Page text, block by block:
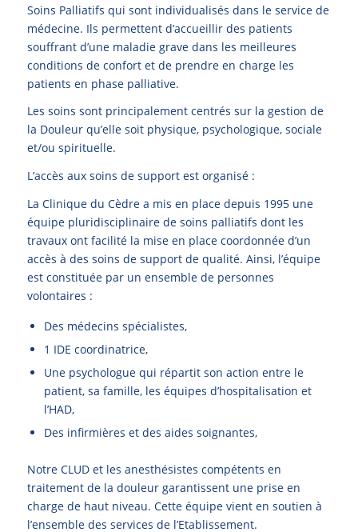
Soins Palliatifs qui sont individualisés dans le service de
médecine. Ils permettent d’accueillir des patients
souffrant d’une maladie grave dans les meilleures
conditions de confort et de prendre en charge les
patients en phase palliative.
Les soins sont principalement centrés sur la gestion de
la Douleur qu’elle soit physique, psychologique, sociale
et/ou spirituelle.
L’accès aux soins de support est organisé :
La Clinique du Cèdre a mis en place depuis 1995 une
équipe pluridisciplinaire de soins palliatifs dont les
travaux ont facilité la mise en place coordonnée d’un
accès à des soins de support de qualité. Ainsi, l’équipe
est constituée par un ensemble de personnes
volontaires :
Des médecins spécialistes,
1 IDE coordinatrice,
Une psychologue qui répartit son action entre le
patient, sa famille, les équipes d’hospitalisation et
l’HAD,
Des infirmières et des aides soignantes,
Notre CLUD et les anesthésistes compétents en
traitement de la douleur garantissent une prise en
charge de haut niveau. Cette équipe vient en soutien à
l’ensemble des services de l’Etablissement.